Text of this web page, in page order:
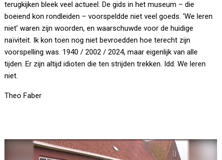
terugkijken bleek veel actueel. De gids in het museum – die
boeiend kon rondleiden – voorspeldde niet veel goeds. ‘We leren
niet’ waren zijn woorden, en waarschuwde voor de huidige
naïviteit. Ik kon toen nog niet bevroedden hoe terecht zijn
voorspelling was. 1940 / 2002 / 2024, maar eigenlijk van alle
tijden. Er zijn altijd idioten die ten strijden trekken. Idd. We leren
niet.
Theo Faber